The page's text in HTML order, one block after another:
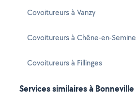
Covoitureurs à Vanzy
Covoitureurs à Chêne-en-Semine
Covoitureurs à Fillinges
Services similaires à Bonneville